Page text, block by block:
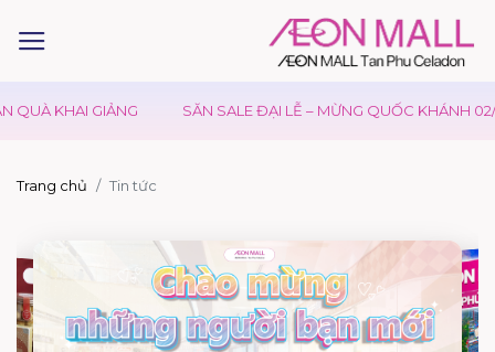
KHAI GIẢNG SĂN SALE ĐẠI LỄ – MỪNG QUỐC KHÁNH 02/09
Trang chủ Tin tức